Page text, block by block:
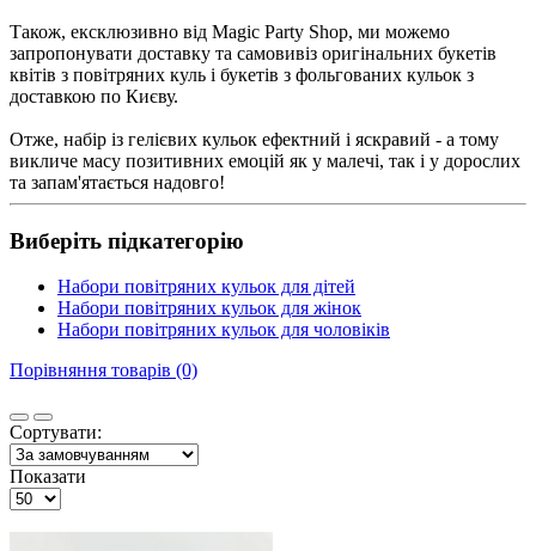
Також, ексклюзивно від Magic Party Shop, ми можемо
запропонувати доставку та самовивіз оригінальних букетів
квітів з повітряних куль і букетів з фольгованих кульок з
доставкою по Києву.
Отже, набір із гелієвих кульок ефектний і яскравий - а тому
викличе масу позитивних емоцій як у малечі, так і у дорослих
та запам'ятається надовго!
Виберіть підкатегорію
Набори повітряних кульок для дітей
Набори повітряних кульок для жінок
Набори повітряних кульок для чоловіків
Порівняння товарів (0)
Сортувати:
Показати